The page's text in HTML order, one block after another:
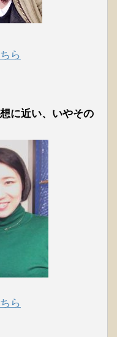
ら
に近い、いやその
ら